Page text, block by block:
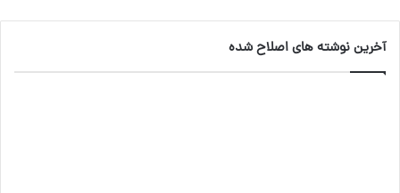
آخرین نوشته های اصلاح شده